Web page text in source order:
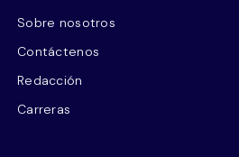
Sobre nosotros
Contáctenos
Redacción
Carreras